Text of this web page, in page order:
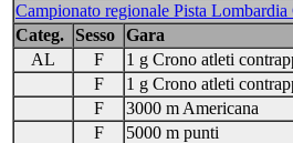
Campionato regionale Pista
Categ. Sesso Gara
AL
F 1 g Crono atleti
F
1 g Crono atleti
F
3000 m Americana
F
5000 m punti